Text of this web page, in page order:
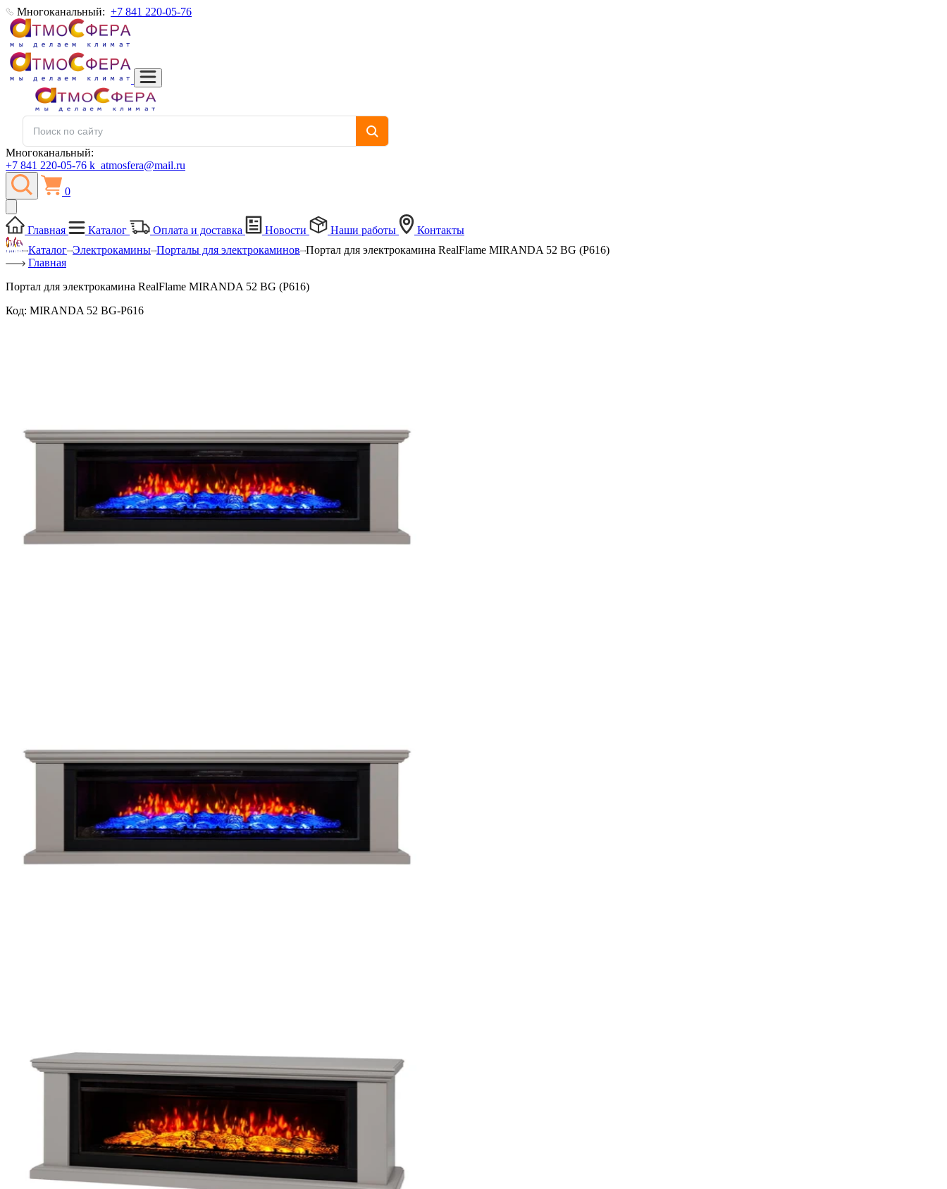
Многоканальный: +7 841 220-05-76
Многоканальный:
+7 841 220-05-76 k_atmosfera@mail.ru
0
Главная Каталог Оплата и доставка Новости Наши работы
Контакты
Каталог Электрокамины Порталы для электрокаминов Портал для электрокамина RealFlame MIRANDA 52 BG (P616)
Главная
Портал для электрокамина RealFlame MIRANDA 52 BG (P616)
Код: MIRANDA 52 BG-P616